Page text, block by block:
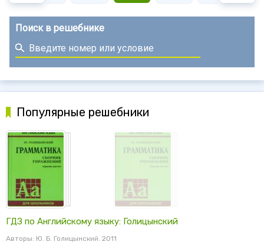
Поиск в решебнике
Популярные решебники
ГДЗ по Английскому языку: Голицынский
Авторы: Ю. Б. Голицынский. 2011